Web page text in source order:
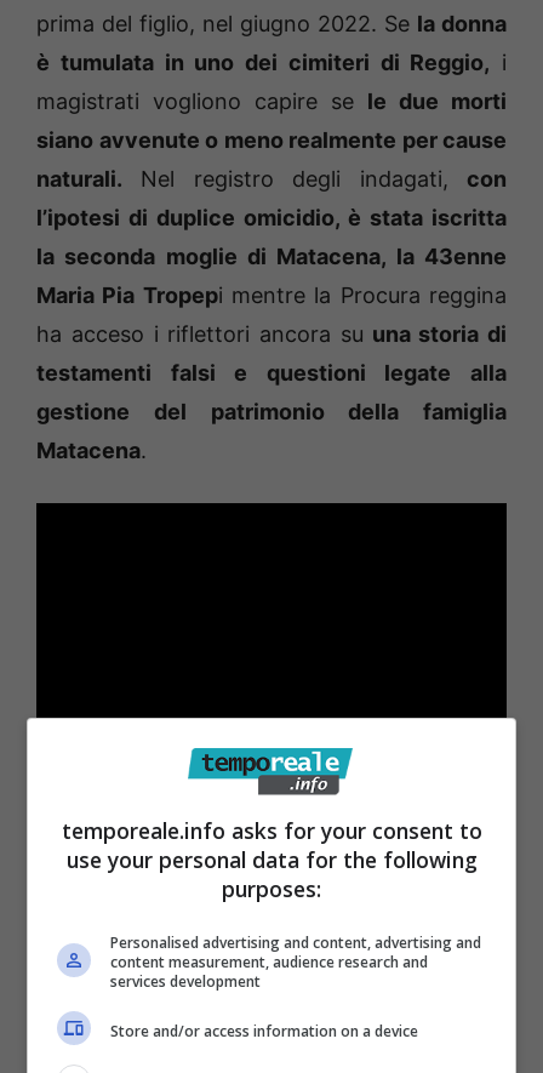
prima del figlio, nel giugno 2022. Se la donna
è tumulata in uno dei cimiteri di Reggio, i
magistrati vogliono capire se le due morti
siano avvenute o meno realmente per cause
naturali. Nel registro degli indagati, con
l’ipotesi di duplice omicidio, è stata iscritta
la seconda moglie di Matacena, la 43enne
Maria Pia Tropepi mentre la Procura reggina
ha acceso i riflettori ancora su una storia di
testamenti falsi e questioni legate alla
gestione del patrimonio della famiglia
Matacena.
accertamenti alla Dia che coinvolgono altri
tre indagati insieme Tropepi
misure di sicurezza detentive, falsità in
testamento olografo, circonvenzione di
incapaci, autoriciclaggio, falsità ideologica
temporeale.info asks for your consent to
use your personal data for the following
purposes:
Personalised advertising and content, advertising and
content measurement, audience research and
services development
Store and/or access information on a device